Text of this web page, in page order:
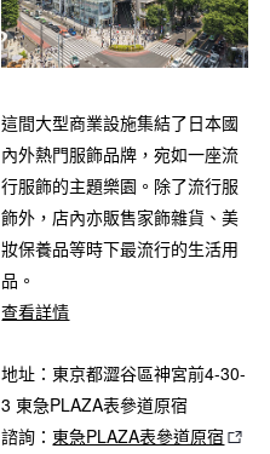
這間大型商業設施集結了日本國
內外熱門服飾品牌，宛如一座流
行服飾的主題樂園。除了流行服
飾外，店內亦販售家飾雜貨、美
妝保養品等時下最流行的生活用
品。
查看詳情
地址：東京都澀谷區神宮前4-30-
3 東急PLAZA表參道原宿
諮詢： 東急PLAZA表參道原宿